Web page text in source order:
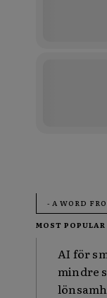
- A WORD
MOST POPULAR
AI för
mindre